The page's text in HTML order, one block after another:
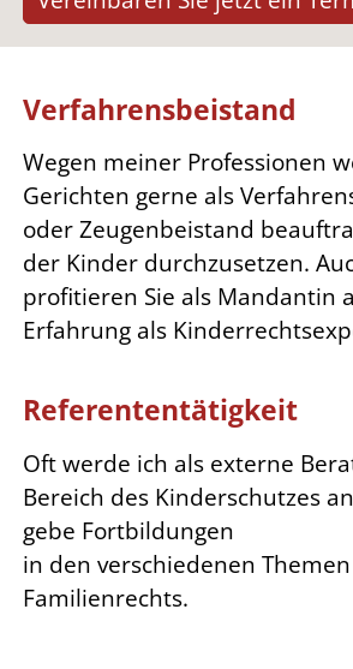
Verfahrensbeistand
Wegen meiner Professionen
Gerichten gerne als
oder Zeugenbeistand
der Kinder durchzusetzen.
profitieren Sie als Mandantin
Erfahrung als
Referententätigkeit
Oft werde ich als externe
Bereich des Kinderschutzes
gebe Fortbildungen
in den verschiedenen
Familienrechts.